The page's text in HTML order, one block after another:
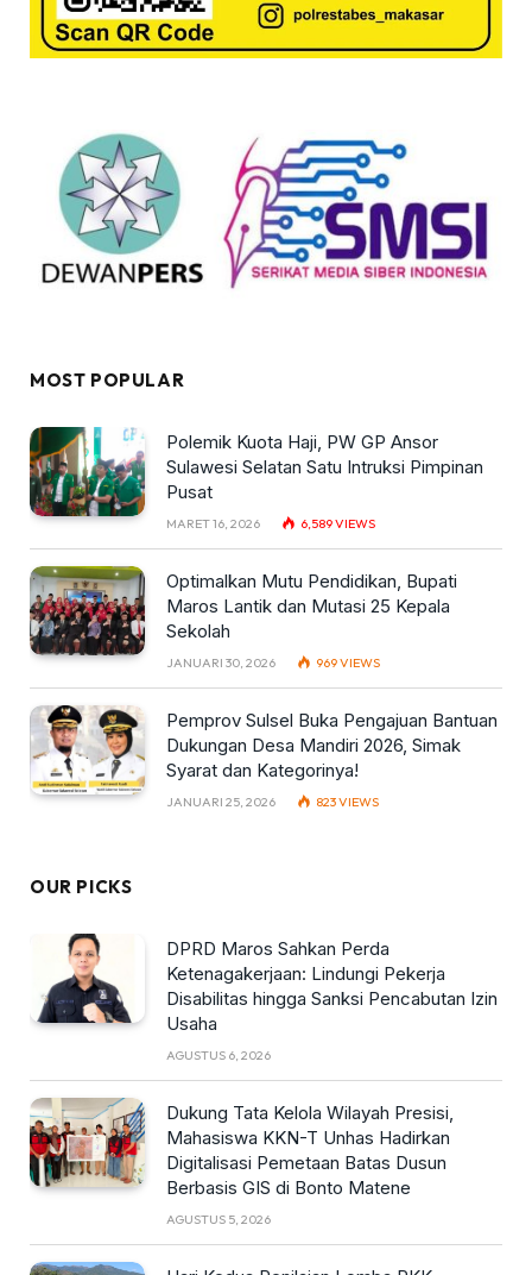
MOST POPULAR
Polemik Kuota Haji, PW GP Ansor
Sulawesi Selatan Satu Intruksi Pimpinan
Pusat
MARET 16, 2026 6,589VIEWS
Optimalkan Mutu Pendidikan, Bupati
Maros Lantik dan Mutasi 25 Kepala
Sekolah
JANUARI 30, 2026 969VIEWS
Pemprov Sulsel Buka Pengajuan Bantuan
Dukungan Desa Mandiri 2026, Simak
Syarat dan Kategorinya!
JANUARI 25, 2026 823VIEWS
OUR PICKS
DPRD Maros Sahkan Perda
Ketenagakerjaan: Lindungi Pekerja
Disabilitas hingga Sanksi Pencabutan Izin
Usaha
AGUSTUS 6, 2026
Dukung Tata Kelola Wilayah Presisi,
Mahasiswa KKN-T Unhas Hadirkan
Digitalisasi Pemetaan Batas Dusun
Berbasis GIS di Bonto Matene
AGUSTUS 5, 2026